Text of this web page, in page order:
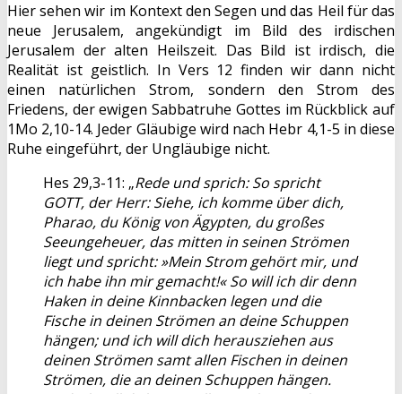
Hier sehen wir im Kontext den Segen und das Heil für das
neue Jerusalem, angekündigt im Bild des irdischen
Jerusalem der alten Heilszeit. Das Bild ist irdisch, die
Realität ist geistlich. In Vers 12 finden wir dann nicht
einen natürlichen Strom, sondern den Strom des
Friedens, der ewigen Sabbatruhe Gottes im Rückblick auf
1Mo 2,10-14. Jeder Gläubige wird nach Hebr 4,1-5 in diese
Ruhe eingeführt, der Ungläubige nicht.
Hes 29,3-11: „Rede und sprich: So spricht
GOTT, der Herr: Siehe, ich komme über dich,
Pharao, du König von Ägypten, du großes
Seeungeheuer, das mitten in seinen Strömen
liegt und spricht: »Mein Strom gehört mir, und
ich habe ihn mir gemacht!« So will ich dir denn
Haken in deine Kinnbacken legen und die
Fische in deinen Strömen an deine Schuppen
hängen; und ich will dich herausziehen aus
deinen Strömen samt allen Fischen in deinen
Strömen, die an deinen Schuppen hängen.